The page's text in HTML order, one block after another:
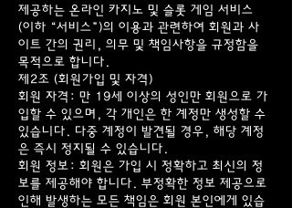
제공하는 온라인 카지노 및 슬롯 게임 서비스
(이하 “서비스”)의 이용과 관련하여 회원과 사
이트 간의 권리, 의무 및 책임사항을 규정함을
목적으로 합니다.
제2조 (회원가입 및 자격)
회원 자격: 만 19세 이상의 성인만 회원으로 가
입할 수 있으며, 각 개인은 한 계정만 생성할 수
있습니다. 다중 계정이 발견될 경우, 해당 계정
은 즉시 정지될 수 있습니다.
회원 정보: 회원은 가입 시 정확하고 최신의 정
보를 제공해야 합니다. 부정확한 정보 제공으로
인해 발생하는 모든 책임은 회원 본인에게 있습